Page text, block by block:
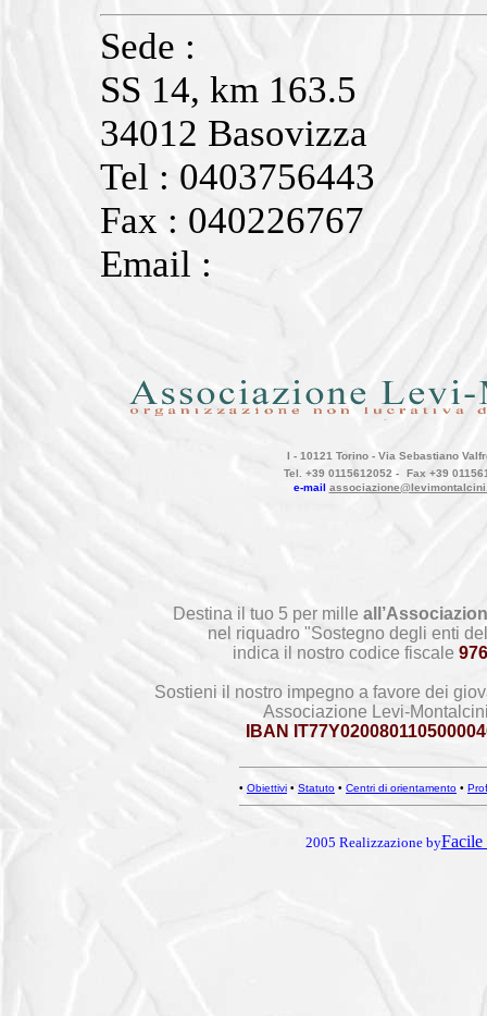
Sede :
SS 14, km 163.5
34012 Basovizza
Tel : 0403756443
Fax : 040226767
Email :
I - 10121 Torino - Via Sebastiano
Tel. +39 0115612052 -
Fax +39
e-mail
Destina il tuo 5 per mille
nel riquadro "Sostegno degli enti
indica il nostro codice fiscale
Sostieni il nostro impegno a favore dei
Associazione Levi-
IBAN
• Obiettivi • Statuto • Centri di orientamento •
2005 Realizzazione byFacile